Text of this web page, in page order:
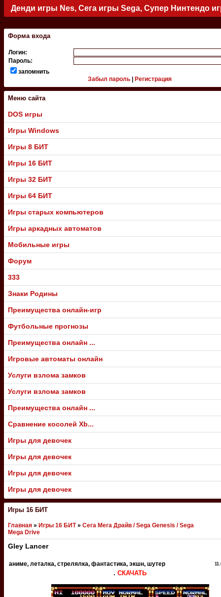
Денди игры Nes, Сега игры Sega, Супер Нинтендо
.
Форма входа
Логин:
Пароль:
запомнить
Забыл пароль
Регистрация
Меню сайта
DOS игры
Игры Windows
Игры 8 БИТ
Игры 16 БИТ
Игры 32 БИТ
Игры 64 БИТ
Игры старых компьютеров
Игры аркадных автоматов
Мобильные игры
Форум
333
Знаки Родины
Преимущества онлайн-игр
Футбольные прогнозы
Преимущества онлайн ...
Игровые автоматы онлайн
Услуги взлома замков
Услуги взлома замков
Преимущества онлайн ...
Сравнение косолей Xb...
Игры для девочек
Игры для девочек
Игры для девочек
Игры для девочек
Игры 16 БИТ
Главная » Игры 16 БИТ» Сега Мега Драйв / Sega Genesis / Sega
Mega Drive
Gley Lancer
аниме, леталка, стрелялка, фантастика, экшн, шутер
. СКАЧАТЬ